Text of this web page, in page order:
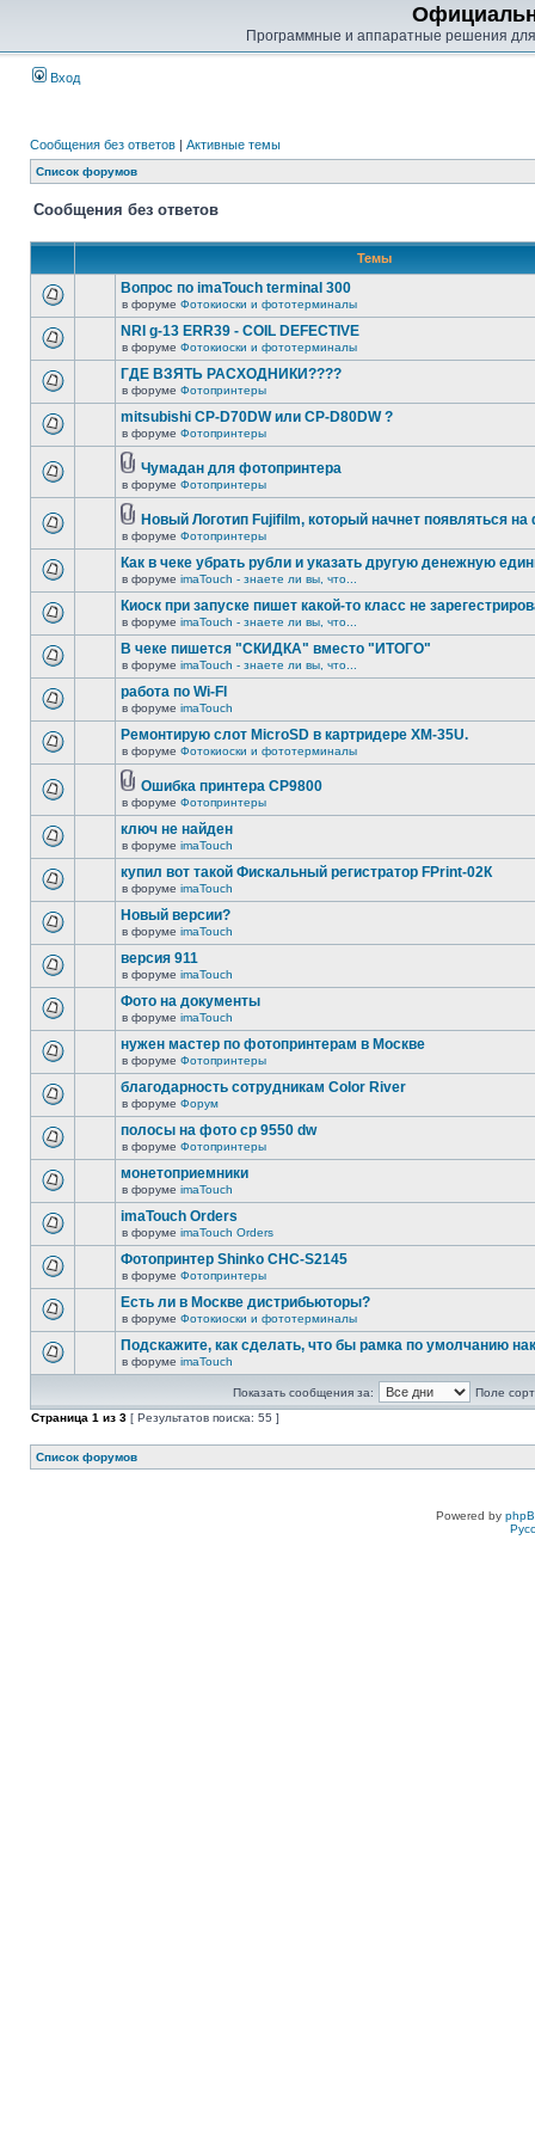
Программные и аппаратные решения
Вход
Сообщения без ответов | Активные темы
Список форумов
Сообщения без ответов
Темы
Вопрос по imaTouch terminal 300
в форуме Фотокиоски и фототерминалы
NRI g-13 ERR39 - COIL DEFECTIVE
в форуме Фотокиоски и фототерминалы
ГДЕ ВЗЯТЬ РАСХОДНИКИ????
в форуме Фотопринтеры
mitsubishi CP-D70DW или CP-D80DW ?
в форуме Фотопринтеры
Чумадан для фотопринтера
в форуме Фотопринтеры
Новый Логотип Fujifilm, который начнет появляться на
в форуме Фотопринтеры
Как в чеке убрать рубли и указать другую денежную
в форуме imaTouch - знаете ли вы, что...
Киоск при запуске пишет какой-то класс не
в форуме imaTouch - знаете ли вы, что...
В чеке пишется "СКИДКА" вместо "ИТОГО"
в форуме imaTouch - знаете ли вы, что...
работа по Wi-FI
в форуме imaTouch
Ремонтирую слот MicroSD в картридере XM-35U.
в форуме Фотокиоски и фототерминалы
Ошибка принтера CP9800
в форуме Фотопринтеры
ключ не найден
в форуме imaTouch
купил вот такой Фискальный регистратор FPrint-02К
в форуме imaTouch
Новый версии?
в форуме imaTouch
версия 911
в форуме imaTouch
Фото на документы
в форуме imaTouch
нужен мастер по фотопринтерам в Москве
в форуме Фотопринтеры
благодарность сотрудникам Color River
в форуме Форум
полосы на фото cp 9550 dw
в форуме Фотопринтеры
монетоприемники
в форуме imaTouch
imaTouch Orders
в форуме imaTouch Orders
Фотопринтер Shinko CHC-S2145
в форуме Фотопринтеры
Есть ли в Москве дистрибьюторы?
в форуме Фотокиоски и фототерминалы
Подскажите, как сделать, что бы рамка по умолчанию
в форуме imaTouch
Показать сообщения за:
Поле
Страница 1 из 3 [ Результатов поиска: 55 ]
Список форумов
Powered by